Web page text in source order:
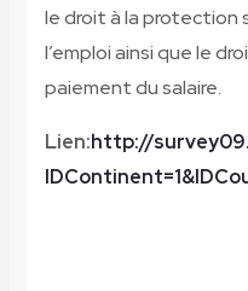
le droit à la protection
l’emploi ainsi que le
paiement du salaire.
Lien:http://